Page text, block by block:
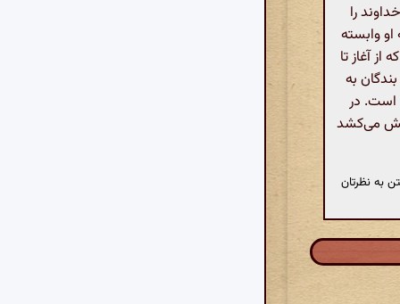
را
وابسته
آغاز تا
به
است. در
می‌کشد
به نظرتان